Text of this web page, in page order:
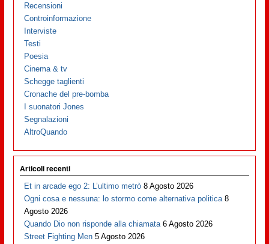
Recensioni
Controinformazione
Interviste
Testi
Poesia
Cinema & tv
Schegge taglienti
Cronache del pre-bomba
I suonatori Jones
Segnalazioni
AltroQuando
Articoli recenti
Et in arcade ego 2: L’ultimo metrò 8 Agosto 2026
Ogni cosa e nessuna: lo stormo come alternativa politica 8
Agosto 2026
Quando Dio non risponde alla chiamata 6 Agosto 2026
Street Fighting Men 5 Agosto 2026